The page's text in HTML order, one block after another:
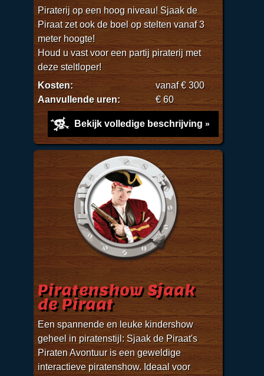
Piraterij op een hoog niveau! Sjaak de
Piraat zet ook de boel op stelten vanaf 3
meter hoogte!
Houd u vast voor een partij piraterij met
deze steltloper!
Kosten:
vanaf € 300
Aanvullende uren:
€ 60
Bekijk volledige beschrijving
Piratenshow Sjaak
de Piraat
Een spannende en leuke kindershow
geheel in piratenstijl: Sjaak de Piraat's
Piraten Avontuur is een geweldige
interactieve piratenshow. Ideaal voor